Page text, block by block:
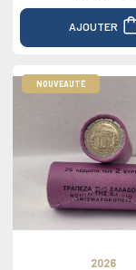
AJOUTER
NOUVEAUTÉ
2026